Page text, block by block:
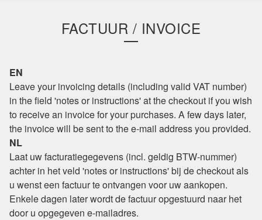
FACTUUR / INVOICE
EN
Leave your invoicing details (including valid VAT number)
in the field 'notes or instructions' at the checkout if you wish
to receive an invoice for your purchases. A few days later,
the invoice will be sent to the e-mail address you provided.
NL
Laat uw facturatiegegevens (incl. geldig BTW-nummer)
achter in het veld 'notes or instructions' bij de checkout als
u wenst een factuur te ontvangen voor uw aankopen.
Enkele dagen later wordt de factuur opgestuurd naar het
door u opgegeven e-mailadres.